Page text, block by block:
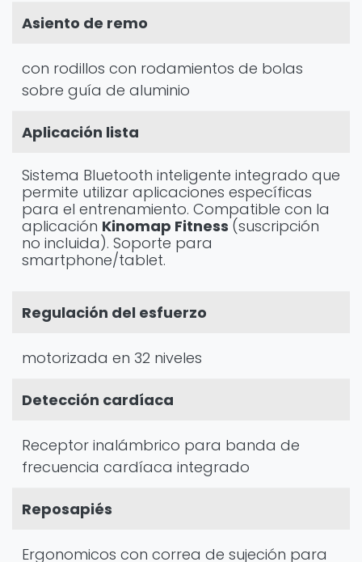
Asiento de remo
con rodillos con rodamientos de bolas
sobre guía de aluminio
Aplicación lista
Sistema Bluetooth inteligente integrado que
permite utilizar aplicaciones específicas
para el entrenamiento. Compatible con la
aplicación Kinomap Fitness (suscripción
no incluida). Soporte para
smartphone/tablet.
Regulación del esfuerzo
motorizada en 32 niveles
Detección cardíaca
Receptor inalámbrico para banda de
frecuencia cardíaca integrado
Reposapiés
Ergonomicos con correa de sujeción para